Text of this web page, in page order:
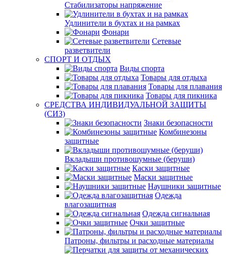
Стабилизаторы напряжение
Удлинители в бухтах и на рамках
Фонари
Сетевые
разветвители
СПОРТ И ОТДЫХ
Виды спорта
Товары для отдыха
Товары для плавания
Товары для пикника
СРЕДСТВА ИНДИВИДУАЛЬНОЙ ЗАЩИТЫ
(СИЗ)
Знаки безопасности
Комбинезоны
защитные
Вкладыши противошумные (беруши)
Каски защитные
Маски защитные
Наушники защитные
Одежда
влагозащитная
Одежда сигнальная
Очки защитные
Патроны, фильтры и расходные материалы